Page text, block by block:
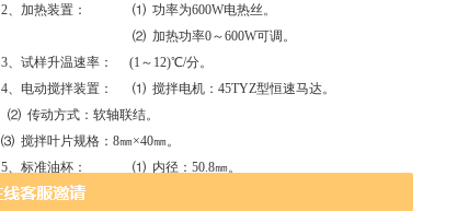
2、加热装置： ⑴ 功率为600W电热丝。
⑵ 加热功率0～600W可调。
3、试样升温速率： (1～12)℃/分。
4、电动搅拌装置： ⑴ 搅拌电机：45TYZ型恒速马达。
⑵ 传动方式：软轴联结。
⑶ 搅拌叶片规格：8㎜×40㎜。
5、标准油杯： ⑴ 内径：50.8㎜。
⑵ 深度：56㎜。